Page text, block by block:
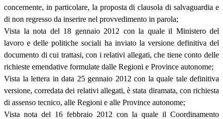
concernente, in particolare, la proposta di clausola di salvaguardia e
di non regresso da inserire nel provvedimento in parola;
Vista la nota del 18 gennaio 2012 con la quale il Ministero del
lavoro e delle politiche sociali ha inviato la versione definitiva del
documento di cui trattasi, con i relativi allegati, che tiene conto delle
richieste emendative formulate dalle Regioni e Province autonome;
Vista la lettera in data 25 gennaio 2012 con la quale tale definitiva
versione, corredata dei relativi allegati, è stata diramata, con richiesta
di assenso tecnico, alle Regioni e alle Province autonome;
Vista nota del 16 febbraio 2012 con la quale il Coordinamento